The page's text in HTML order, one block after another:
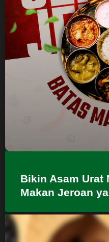
Bikin Asam Urat
Makan Jeroan